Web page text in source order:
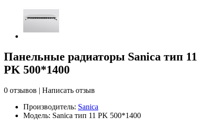
Панельные радиаторы Sanica тип 11
PK 500*1400
0 отзывов | Написать отзыв
Производитель: Sanica
Модель: Sanica тип 11 PK 500*1400